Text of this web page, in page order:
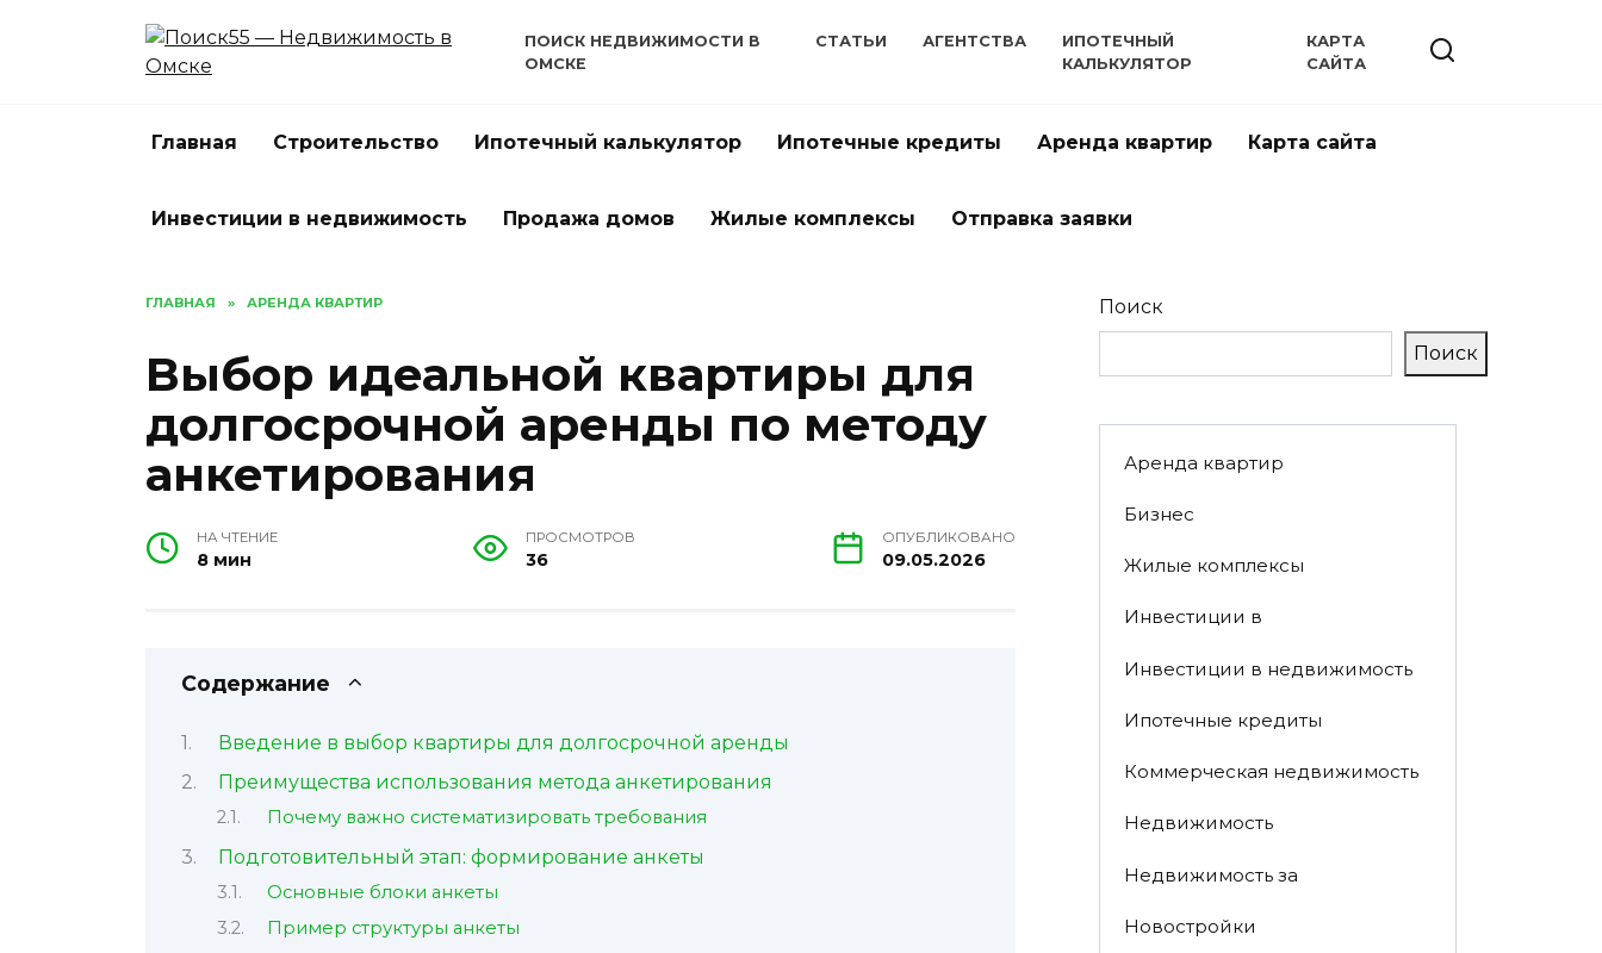
ПОИСК НЕДВИЖИМОСТИ В
ОМСКЕ
СТАТЬИ АГЕНТСТВА
ИПОТЕЧНЫЙ
КАЛЬКУЛЯТОР
КАРТА
САЙТА
Главная Строительство Ипотечный калькулятор Ипотечные кредиты Аренда квартир Карта сайта
Инвестиции в недвижимость Продажа домов Жилые комплексы Отправка заявки
ГЛАВНАЯ » АРЕНДА КВАРТИР
Выбор идеальной квартиры для
долгосрочной аренды по методу
анкетирования
НА ЧТЕНИЕ
8 мин
ПРОСМОТРОВ
36
ОПУБЛИКОВАНО
09.05.2026
Содержание
Введение в выбор квартиры для долгосрочной аренды
Преимущества использования метода анкетирования
Почему важно систематизировать требования
Подготовительный этап: формирование анкеты
Основные блоки анкеты
Пример структуры анкеты
Поиск
Поиск
Аренда квартир
Бизнес
Жилые комплексы
Инвестиции в
Инвестиции в недвижимость
Ипотечные кредиты
Коммерческая недвижимость
Недвижимость
Недвижимость за
Новостройки